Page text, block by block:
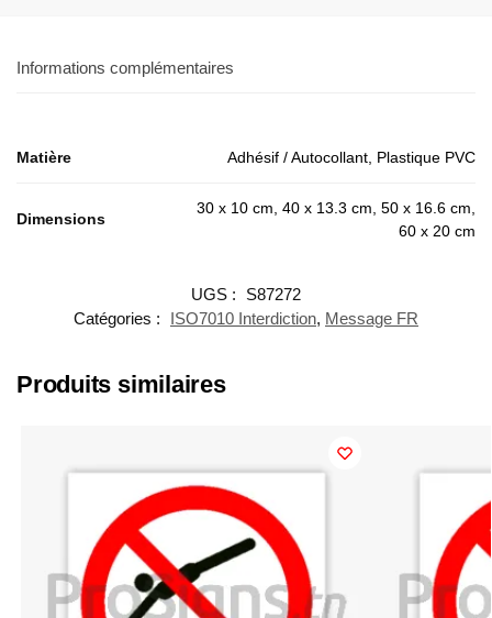
Informations complémentaires
Matière Adhésif / Autocollant, Plastique PVC
Dimensions
30 x 10 cm, 40 x 13.3 cm, 50 x 16.6 cm,
60 x 20 cm
UGS :
S87272
Catégories :
ISO7010 Interdiction, Message FR
Produits similaires